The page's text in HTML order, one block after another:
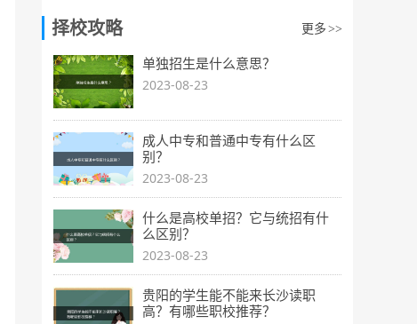
择校攻略 更多 >>
单独招生是什么意思？
2023-08-23
成人中专和普通中专有什么区
别？
2023-08-23
什么是高校单招？它与统招有什
么区别？
2023-08-23
贵阳的学生能不能来长沙读职
高？有哪些职校推荐？